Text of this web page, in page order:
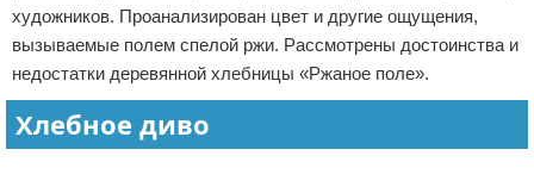
Международный бизнес
Продажи
Начало бизнеса
Для правообладателей
Условия предоставления информации
Отказ от ответственности
художников. Проанализирован цвет и другие ощущения,
вызываемые полем спелой ржи. Рассмотрены достоинства и
недостатки деревянной хлебницы «Ржаное поле».
Хлебное диво